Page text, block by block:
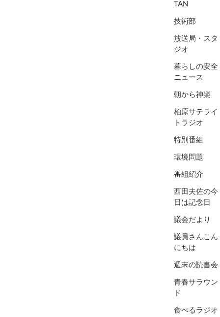
TAN
技術部
放送局・スタ
ジオ
暮らしの安全
ニュース
朝から神楽
柏原サテライ
トラジオ
特別番組
環境問題
番組紹介
西田夫佐の今
日は記念日
議会だより
議員さんこん
にちは
週末の読書会
青春サラウン
ド
食べるラジオ